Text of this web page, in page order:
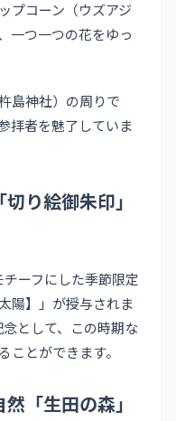
プコーン（ウズアジ
一つ一つの花をゆっ
島神社）の周りで
拝者を魅了していま
り絵御朱印」
ーフにした季節限定
陽】」が授与されま
として、この時期な
ことができます。
「生田の森」